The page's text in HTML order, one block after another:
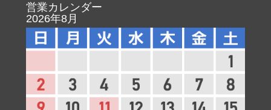
営業カレンダー
2026年8月